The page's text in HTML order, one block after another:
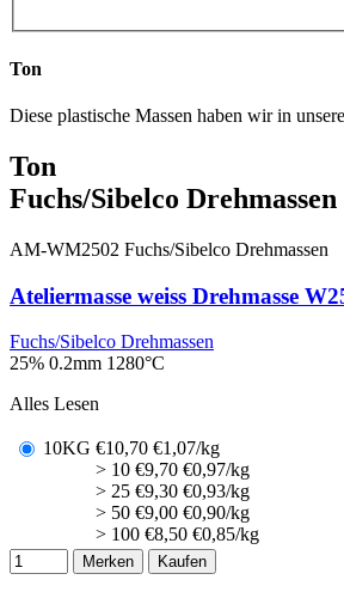
Ton
Diese plastische Massen haben wir in
Ton
Fuchs/Sibelco Drehmassen
AM-WM2502 Fuchs/Sibelco Drehmassen
Ateliermasse weiss Drehmasse
Fuchs/Sibelco Drehmassen
25% 0.2mm 1280°C
Alles Lesen
10KG €10,70 €1,07/kg
> 10 €9,70 €0,97/kg
> 25 €9,30 €0,93/kg
> 50 €9,00 €0,90/kg
> 100 €8,50 €0,85/kg
Merken Kaufen